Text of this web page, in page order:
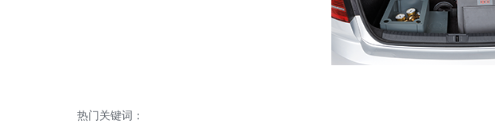
热门关键词：